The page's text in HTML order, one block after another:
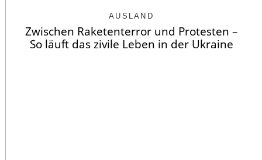
AUSLAND
Zwischen Raketenterror und Protesten –
So läuft das zivile Leben in der Ukraine